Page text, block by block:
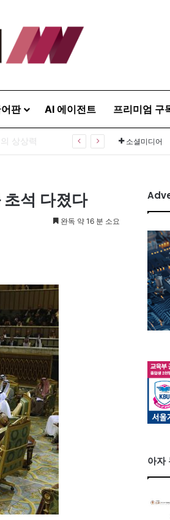
판 AI 에이전트 프리미엄 구
상상력 소셜미디어
석 다졌다
완독 약 16 분 소요
아